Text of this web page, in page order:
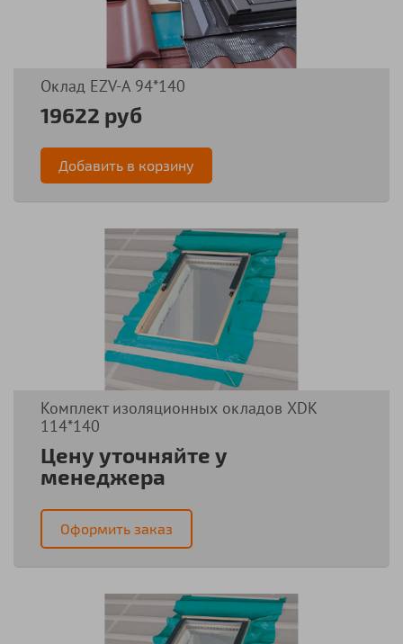
Оклад EZV-А 94*140
19622 руб
Добавить в корзину
Комплект изоляционных окладов XDK
114*140
Цену уточняйте у
менеджера
Оформить заказ